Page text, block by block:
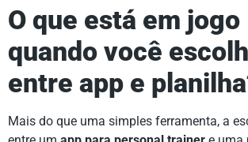
O que está em jogo
quando você
entre app e
Mais do que uma simples ferramenta, a